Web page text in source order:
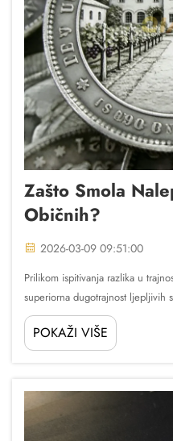
Zašto Smola
Običnih?
2026-03-09 09:51:00
Prilikom ispitivanja razlika u
superiorna dugotrajnost ljepljivih
njihovog naprednog sastava
zašto smola ljeplji...
POKAŽI VIŠE